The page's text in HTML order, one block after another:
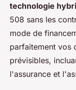
technologie
508 sans les
mode de
parfaitement vos
prévisibles,
l'assurance et